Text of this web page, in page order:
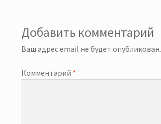
Добавить комментарий
Ваш адрес email не будет опубликован.
Комментарий *